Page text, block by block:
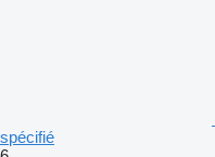
spécifié